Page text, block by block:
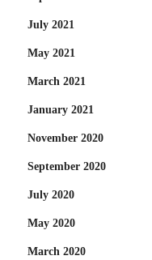
July 2021
May 2021
March 2021
January 2021
November 2020
September 2020
July 2020
May 2020
March 2020